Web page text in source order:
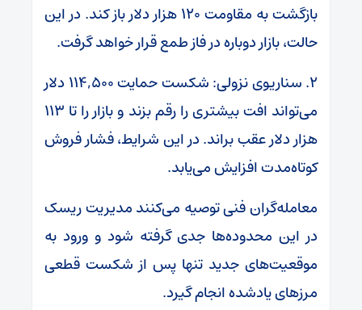
بازگشت به مقاومت ۱۲۰ هزار دلار باز کند. در این
حالت، بازار دوباره در فاز طمع قرار خواهد گرفت.
۲. سناریوی نزولی: شکست حمایت ۱۱۴,۵۰۰ دلار
می‌تواند افت بیشتری را رقم بزند و بازار را تا ۱۱۳
هزار دلار عقب براند. در این شرایط، فشار فروش
کوتاه‌مدت افزایش می‌یابد.
معامله‌گران فنی توصیه می‌کنند مدیریت ریسک
در این محدوده‌ها جدی گرفته شود و ورود به
موقعیت‌های جدید تنها پس از شکست قطعی
مرزهای یادشده انجام گیرد.